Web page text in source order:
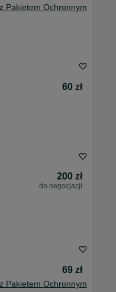
Pakietem Ochronnym
60 zł
200 zł
do negocjacji
69 zł
Pakietem Ochronnym